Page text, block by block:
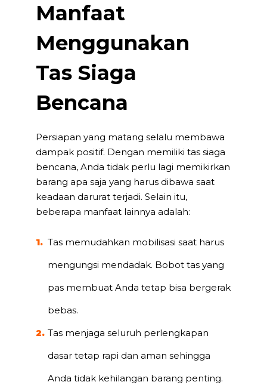
Manfaat
Menggunakan
Tas Siaga
Bencana
Persiapan yang matang selalu membawa
dampak positif. Dengan memiliki tas siaga
bencana, Anda tidak perlu lagi memikirkan
barang apa saja yang harus dibawa saat
keadaan darurat terjadi. Selain itu,
beberapa manfaat lainnya adalah:
Tas memudahkan mobilisasi saat harus
mengungsi mendadak. Bobot tas yang
pas membuat Anda tetap bisa bergerak
bebas.
Tas menjaga seluruh perlengkapan
dasar tetap rapi dan aman sehingga
Anda tidak kehilangan barang penting.